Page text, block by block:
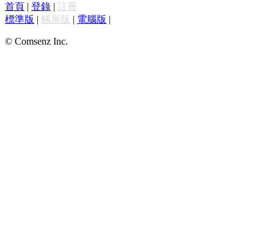
首頁 | 登錄 | 註冊
標準版 | 觸屏版 | 電腦版 |
© Comsenz Inc.